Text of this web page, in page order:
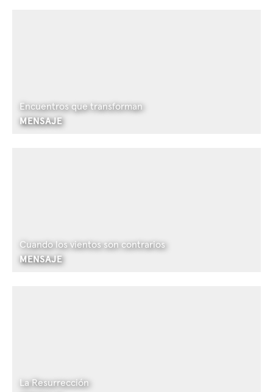
Encuentros que transforman
MENSAJE
Cuando los vientos son contrarios
MENSAJE
La Resurrección